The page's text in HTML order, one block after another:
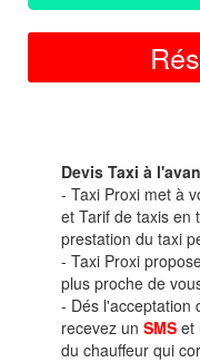
Devis Taxi à
- Taxi Proxi met à
et Tarif de taxis en
prestation du taxi
- Taxi Proxi
plus proche de
- Dés l'acceptation
recevez un SMS et
du chauffeur qui